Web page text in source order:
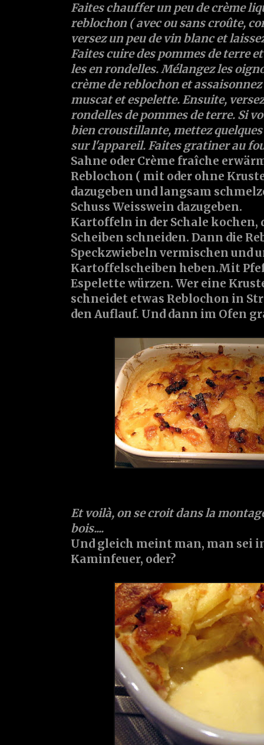
Faites chauffer un peu decrème
reblochon ( avec ou sans croûte,
versez un peu de vin blanc et
Faites cuire des pommes de terre
les en rondelles. Mélangez les
crème de reblochon et
muscatetespelette. Ensuite,
rondelles de pommes de terre. Si
bien croustillante, mettez
sur l'appareil. Faites gratiner au
Sahne oder Crème fraîche
Reblochon ( mit oder ohne
dazugeben und langsam
Schuss Weisswein dazugeben.
Kartoffeln in der Schale
Scheiben schneiden. Dann die
Speckzwiebeln vermischen und
Kartoffelscheiben heben.Mit
Espelette würzen. Wer eine
schneidet etwas Reblochon in
den Auflauf. Und dann im Ofen
Et voilà, on se croit dans la
bois....
Und gleich meint man, man sei
Kaminfeuer, oder?